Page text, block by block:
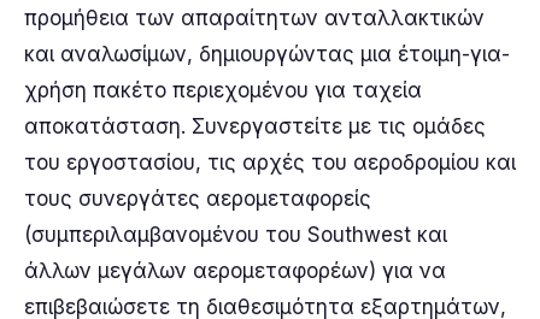
προμήθεια των απαραίτητων ανταλλακτικών
και αναλωσίμων, δημιουργώντας μια έτοιμη-για-
χρήση πακέτο περιεχομένου για ταχεία
αποκατάσταση. Συνεργαστείτε με τις ομάδες
του εργοστασίου, τις αρχές του αεροδρομίου και
τους συνεργάτες αερομεταφορείς
(συμπεριλαμβανομένου του Southwest και
άλλων μεγάλων αερομεταφορέων) για να
επιβεβαιώσετε τη διαθεσιμότητα εξαρτημάτων,